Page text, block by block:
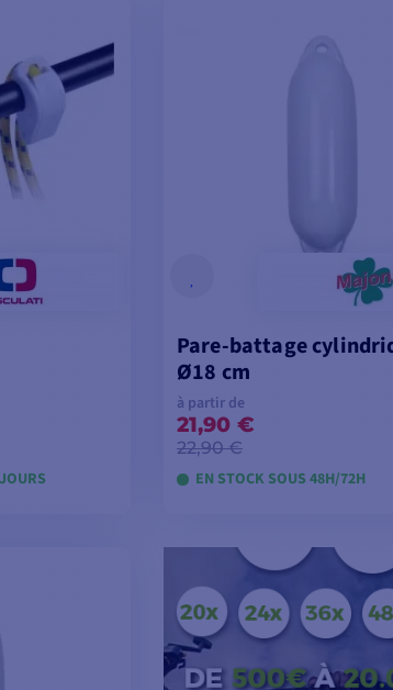
Pare-battage
Ø18 cm
à partir de
21,90 €
22,90 €
EN STOCK SOUS 48H/72H
VOIR LES